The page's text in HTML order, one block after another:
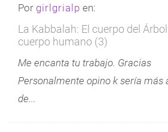
Por girlgrialp en:
La Kabbalah: El cuerpo del
cuerpo humano (3)
Me encanta tu trabajo. Gracias
Personalmente opino k sería más
de...